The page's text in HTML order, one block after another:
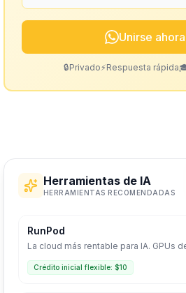
Unirse ahora
🔒Privado⚡Respuesta rápida
Herramientas de IA
HERRAMIENTAS RECOMENDADAS
RunPod
La cloud más rentable para IA. GPUs
Crédito inicial flexible: $10